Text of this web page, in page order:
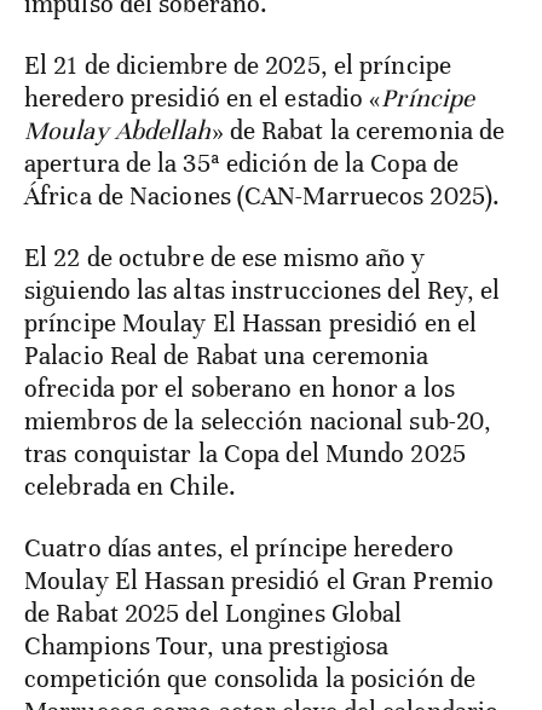
El 21 de diciembre de 2025, el príncipe
heredero presidió en el estadio «Príncipe
Moulay Abdellah» de Rabat la ceremonia de
apertura de la 35ª edición de la Copa de
África de Naciones (CAN-Marruecos 2025).
El 22 de octubre de ese mismo año y
siguiendo las altas instrucciones del Rey, el
príncipe Moulay El Hassan presidió en el
Palacio Real de Rabat una ceremonia
ofrecida por el soberano en honor a los
miembros de la selección nacional sub-20,
tras conquistar la Copa del Mundo 2025
celebrada en Chile.
Cuatro días antes, el príncipe heredero
Moulay El Hassan presidió el Gran Premio
de Rabat 2025 del Longines Global
Champions Tour, una prestigiosa
competición que consolida la posición de